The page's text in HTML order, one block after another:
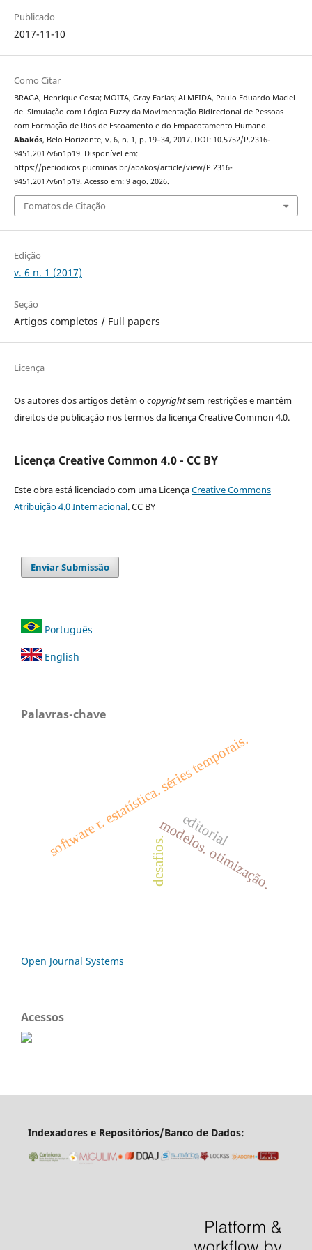
Publicado
2017-11-10
Como Citar
BRAGA, Henrique Costa; MOITA, Gray Farias; ALMEIDA, Paulo Eduardo Maciel
de. Simulação com Lógica Fuzzy da Movimentação Bidirecional de Pessoas
com Formação de Rios de Escoamento e do Empacotamento Humano.
Abakós, Belo Horizonte, v. 6, n. 1, p. 19–34, 2017. DOI: 10.5752/P.2316-
9451.2017v6n1p19. Disponível em:
https://periodicos.pucminas.br/abakos/article/view/P.2316-
9451.2017v6n1p19. Acesso em: 9 ago. 2026.
Fomatos de Citação
Edição
v. 6 n. 1 (2017)
Seção
Artigos completos / Full papers
Licença
Os autores dos artigos detêm ocopyrightsem restrições e mantêm
direitos de publicação nos termos da licença Creative Common 4.0.
Licença Creative Common 4.0 - CC BY
Este obra está licenciado com uma LicençaCreative Commons
Atribuição 4.0 Internacional. CC BY
Enviar Submissão
Português
English
Palavras-chave
software r. estatística. séries temporais.
editorial
desafios.modelos. otimização.
Open Journal Systems
Acessos
Indexadores e Repositórios/Banco de Dados: